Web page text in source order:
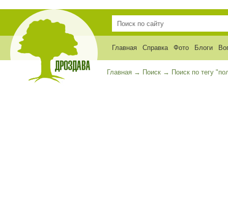
Главная Справка Фото Блоги
Главная → Поиск → Поиск по тегу